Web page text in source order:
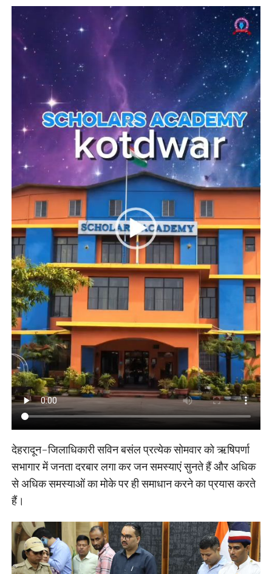
देहरादून-जिलाधिकारी सविन बसंल प्रत्येक सोमवार को ऋषिपर्णा
सभागार में जनता दरबार लगा कर जन समस्याएं सुनते हैं और अधिक
से अधिक समस्याओं का मोके पर ही समाधान करने का प्रयास करते
हैं।